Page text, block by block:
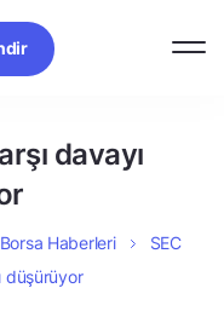
davayı
Borsa Haberleri
SEC
düşürüyor